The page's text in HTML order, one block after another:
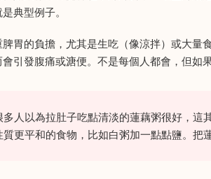
典型例子。
胃的負擔，尤其是生吃（像涼拌）或大
引發腹痛或溏便。不是每個人都會，但如
多人以為拉肚子吃點清淡的蓮藕粥很好，這
更平和的食物，比如白粥加一點點鹽。把